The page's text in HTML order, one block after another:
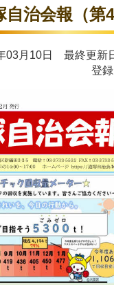
自治会報（第
03月10日 最終更新
登録